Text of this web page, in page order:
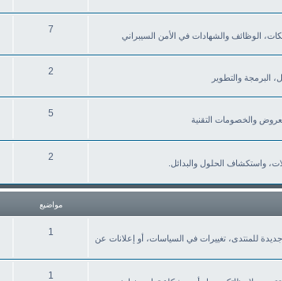
الوظائف والشهادات في الأمن السيبراني
7
البرمجة والتطوير
2
5
واستكشاف الحلول والبدائل.
2
مواضيع
للمنتدى، تغييرات في السياسات، أو إعلانات عن
1
1